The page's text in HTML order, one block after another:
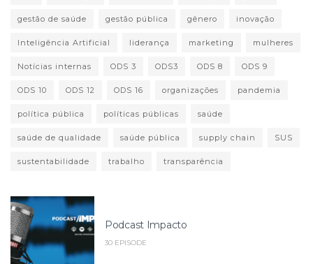
gestão de saúde gestão pública gênero inovação
Inteligência Artificial liderança marketing mulheres
Notícias internas ODS 3 ODS3 ODS 8 ODS 9
ODS 10 ODS 12 ODS 16 organizações pandemia
política pública políticas públicas saúde
saúde de qualidade saúde pública supply chain SUS
sustentabilidade trabalho transparência
Podcast Impacto
30 EPISODE